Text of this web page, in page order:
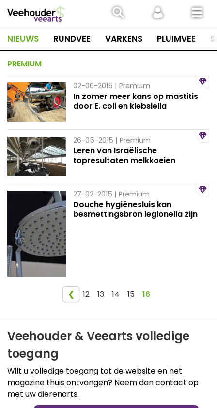
naar
inhoud
NIEUWS RUNDVEE VARKENS PLUIMVEE
PREMIUM
02-06-2015 | Premium
In zomer meer kans op mastitis
door E. coli en klebsiella
26-05-2015 | Premium
Leren van Israëlische
topresultaten melkkoeien
27-02-2015 | Premium
Douche hygiënesluis kan
besmettingsbron legionella zijn
❮ 12 13 14 15 16
Veehouder & Veearts volledige
toegang
Wilt u volledige toegang tot de website en het
magazine thuis ontvangen? Neem dan contact op
met uw dierenarts.